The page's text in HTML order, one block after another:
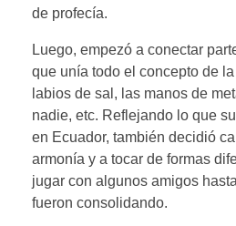
de profecía.
Luego, empezó a conectar
que unía todo el concepto de
labios de sal, las manos de
nadie, etc. Reflejando lo que
en Ecuador, también decidió
armonía y a tocar de formas
jugar con algunos amigos
fueron consolidando.